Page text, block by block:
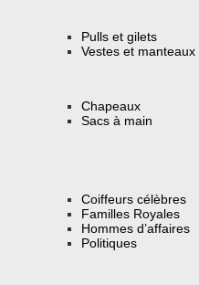
Pulls et gilets
Vestes et manteaux
Chapeaux
Sacs à main
Coiffeurs célèbres
Familles Royales
Hommes d’affaires
Politiques